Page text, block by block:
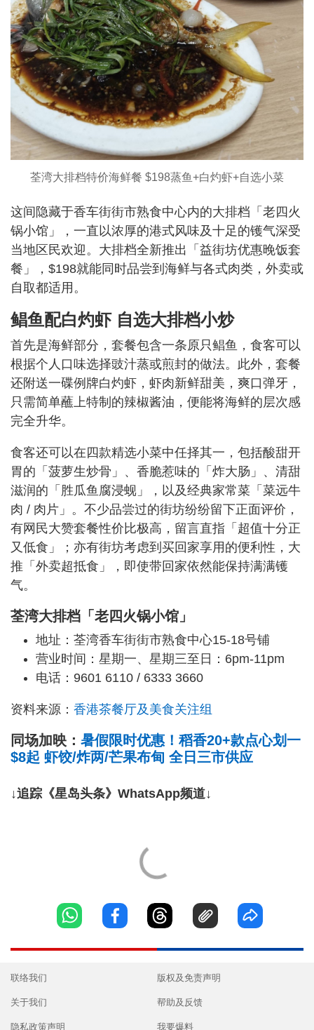
荃湾大排档特价海鲜餐 $198蒸鱼+白灼虾+自选小菜
这间隐藏于香车街街市熟食中心内的大排档「老四火
锅小馆」，一直以浓厚的港式风味及十足的镬气深受
当地区民欢迎。大排档全新推出「益街坊优惠晚饭套
餐」，$198就能同时品尝到海鲜与各式肉类，外卖或
自取都适用。
鲳鱼配白灼虾 自选大排档小炒
首先是海鲜部分，套餐包含一条原只鲳鱼，食客可以
根据个人口味选择豉汁蒸或煎封的做法。此外，套餐
还附送一碟例牌白灼虾，虾肉新鲜甜美，爽口弹牙，
只需简单蘸上特制的辣椒酱油，便能将海鲜的层次感
完全升华。
食客还可以在四款精选小菜中任择其一，包括酸甜开
胃的「菠萝生炒骨」、香脆惹味的「炸大肠」、清甜
滋润的「胜瓜鱼腐浸蚬」，以及经典家常菜「菜远牛
肉 / 肉片」。不少品尝过的街坊纷纷留下正面评价，
有网民大赞套餐性价比极高，留言直指「超值十分正
又低食」；亦有街坊考虑到买回家享用的便利性，大
推「外卖超抵食」，即使带回家依然能保持满满镬
气。
荃湾大排档「老四火锅小馆」
地址：荃湾香车街街市熟食中心15-18号铺
营业时间：星期一、星期三至日：6pm-11pm
电话：9601 6110 / 6333 3660
资料来源： 香港茶餐厅及美食关注组
同场加映： 暑假限时优惠！稻香20+款点心划一
$8起 虾饺/炸两/芒果布甸 全日三市供应
↓追踪《星岛头条》WhatsApp频道↓
联络我们
关于我们
隐私政策声明
版权及免责声明
帮助及反馈
我要爆料